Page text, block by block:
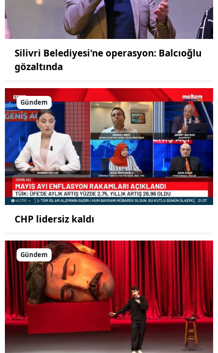
Silivri Belediyesi'ne operasyon: Balcıoğlu
gözaltında
Gündem
CHP lidersiz kaldı
Gündem